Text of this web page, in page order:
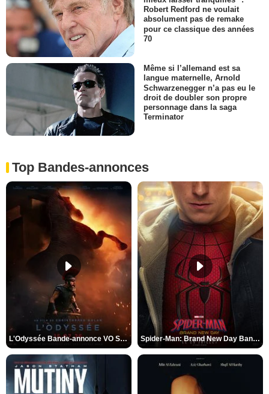
Robert Redford ne voulait
absolument pas de remake
pour ce classique des années
70
Même si l’allemand est sa
langue maternelle, Arnold
Schwarzenegger n’a pas eu le
droit de doubler son propre
personnage dans la saga
Terminator
Top Bandes-annonces
L'Odyssée Bande-annonce VO STFR Spider-Man: Brand New Day Bande-annonce VO STFR